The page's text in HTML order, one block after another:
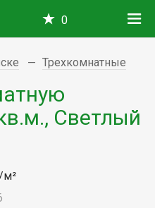
0
Трехкомнатные
Светлый
м²